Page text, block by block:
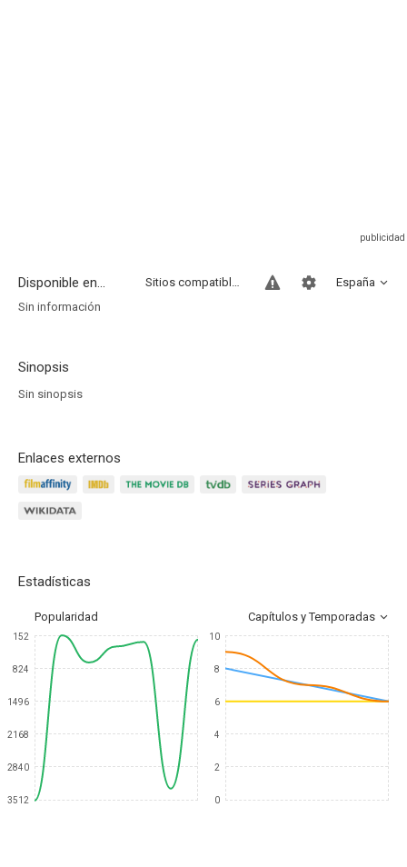
Disponible en... España
Sitios compatibles
Sin información
Sinopsis
Sin sinopsis
Enlaces externos
Estadísticas
Popularidad Capítulos y Temporadas
152
824
1496
2168
2840
3512
10
8
6
4
2
0